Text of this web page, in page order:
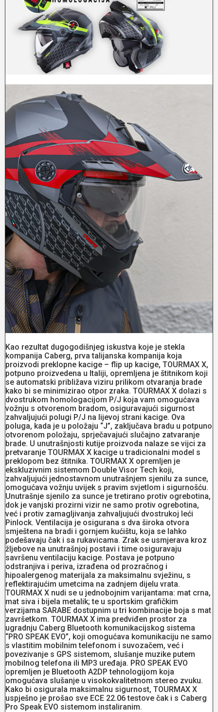
Kao rezultat dugogodišnjeg iskustva koje je stekla
kompanija Caberg, prva talijanska kompanija koja
proizvodi preklopne kacige – flip up kacige, TOURMAX X,
potpuno proizvedena u Italiji, opremljena je štitnikom koji
se automatski približava viziru prilikom otvaranja brade
kako bi se minimizirao otpor zraka. TOURMAX X dolazi s
dvostrukom homologacijom P/J koja vam omogućava
vožnju s otvorenom bradom, osiguravajući sigurnost
zahvaljujući polugi P/J na lijevoj strani kacige. Ova
poluga, kada je u položaju “J”, zaključava bradu u potpuno
otvorenom položaju, sprječavajući slučajno zatvaranje
brade. U unutrašnjosti kutije proizvoda nalaze se vijci za
pretvaranje TOURMAX X kacige u tradicionalni model s
preklopom bez štitnika. TOURMAX X opremljen je
ekskluzivnim sistemom Double Visor Tech koji,
zahvaljujući jednostavnom unutrašnjem sjenilu za sunce,
omogućava vožnju uvijek s pravim svjetlom i sigurnošću.
Unutrašnje sjenilo za sunce je tretirano protiv ogrebotina,
dok je vanjski prozirni vizir ne samo protiv ogrebotina,
već i protiv zamagljivanja zahvaljujući dvostrukoj leći
Pinlock. Ventilacija je osigurana s dva široka otvora
smještena na bradi i gornjem kućištu, koja se lahko
podešavaju čak i sa rukavicama. Zrak se usmjerava kroz
žljebove na unutrašnjoj postavi i time osiguravaju
savršenu ventilaciju kacige. Postava je potpuno
odstranjiva i periva, izrađena od prozračnog i
hipoalergenog materijala za maksimalnu svježinu, s
reflektirajućim umetcima na zadnjem dijelu vrata.
TOURMAX X nudi se u jednobojnim varijantama: mat crna,
mat siva i bijela metalik; te u sportskim grafičkim
verzijama SARABE dostupnim u tri kombinacije boja s mat
završetkom. TOURMAX X ima predviđen prostor za
ugradnju Caberg Bluetooth komunikacijskog sistema
“PRO SPEAK EVO”, koji omogućava komunikaciju ne samo
s vlastitim mobilnim telefonom i suvozačem, već i
povezivanje s GPS sistemom, slušanje muzike putem
mobilnog telefona ili MP3 uređaja. PRO SPEAK EVO
opremljen je Bluetooth A2DP tehnologijom koja
omogućava slušanje u visokokvalitetnom stereo zvuku.
Kako bi osigurala maksimalnu sigurnost, TOURMAX X
uspješno je prošao sve ECE 22.06 testove čak i s Caberg
Pro Speak EVO sistemom instaliranim.